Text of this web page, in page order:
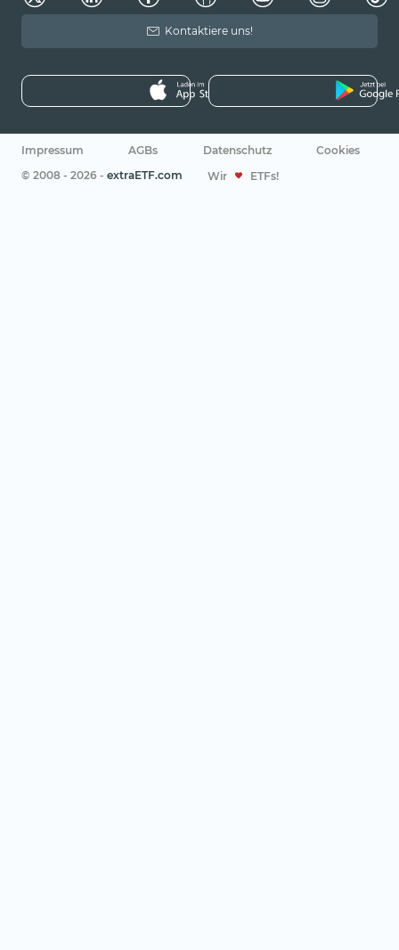
Kontaktiere uns!
Impressum AGBs Datenschutz
Cookies
© 2008 - 2026 - extraETF.com Wir ETFs!